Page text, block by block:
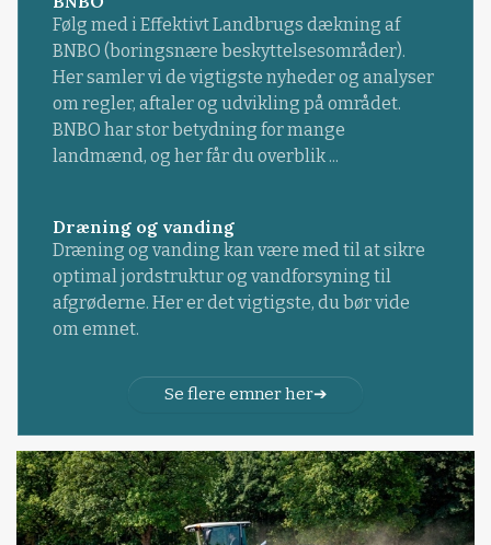
Følg med i Effektivt Landbrugs dækning af
BNBO (boringsnære beskyttelsesområder).
Her samler vi de vigtigste nyheder og analyser
om regler, aftaler og udvikling på området.
BNBO har stor betydning for mange
landmænd, og her får du overblik ...
Dræning og vanding
Dræning og vanding kan være med til at sikre
optimal jordstruktur og vandforsyning til
afgrøderne. Her er det vigtigste, du bør vide
om emnet.
Se flere emner her